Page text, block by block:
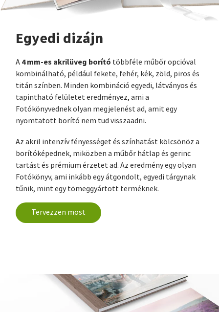
Egyedi dizájn
A 4 mm-es akrilüveg borító többféle műbőr opcióval
kombinálható, például fekete, fehér, kék, zöld, piros és
titán színben. Minden kombináció egyedi, látványos és
tapintható felületet eredményez, ami a
Fotókönyvednek olyan megjelenést ad, amit egy
nyomtatott borító nem tud visszaadni.
Az akril intenzív fényességet és színhatást kölcsönöz a
borítóképednek, miközben a műbőr hátlap és gerinc
tartást és prémium érzetet ad. Az eredmény egy olyan
Fotókönyv, ami inkább egy átgondolt, egyedi tárgynak
tűnik, mint egy tömeggyártott terméknek.
Tervezzen most